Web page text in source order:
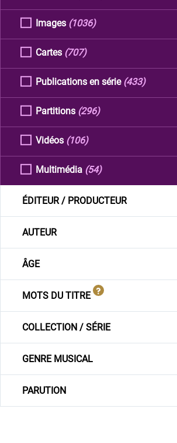
Images (1036)
Cartes (707)
Publications en série (433)
Partitions (296)
Vidéos (106)
Multimédia (54)
ÉDITEUR / PRODUCTEUR
AUTEUR
ÂGE
MOTS DU TITRE
COLLECTION / SÉRIE
GENRE MUSICAL
PARUTION